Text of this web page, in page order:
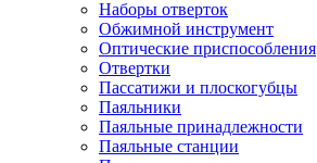
Наборы отверток
Обжимной инструмент
Оптические приспособления
Отвертки
Пассатижи и плоскогубцы
Паяльники
Паяльные принадлежности
Паяльные станции